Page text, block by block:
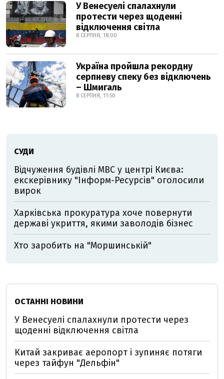
У Венесуелі спалахнули
протести через щоденні
відключення світла
8 СЕРПНЯ, 18:00
Україна пройшла рекордну
серпневу спеку без відключень
– Шмигаль
8 СЕРПНЯ, 11:50
СУДИ
Відчуження будівлі МВС у центрі Києва:
екскерівнику "Інформ-Ресурсів" оголосили
вирок
Харківська прокуратура хоче повернути
державі укриття, якими заволодів бізнес
Хто заробить на "Моршинській"
ОСТАННІ НОВИНИ
У Венесуелі спалахнули протести через
щоденні відключення світла
Китай закриває аеропорт і зупиняє потяги
через тайфун "Дельфін"